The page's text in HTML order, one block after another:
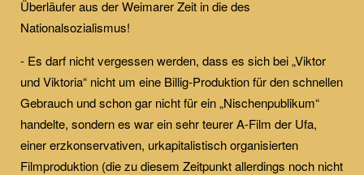
Überläufer aus der Weimarer Zeit in die des
Nationalsozialismus!
- Es darf nicht vergessen werden, dass es sich bei „Viktor
und Viktoria“ nicht um eine Billig-Produktion für den schnellen
Gebrauch und schon gar nicht für ein „Nischenpublikum“
handelte, sondern es war ein sehr teurer A-Film der Ufa,
einer erzkonservativen, urkapitalistisch organisierten
Filmproduktion (die zu diesem Zeitpunkt allerdings noch nicht